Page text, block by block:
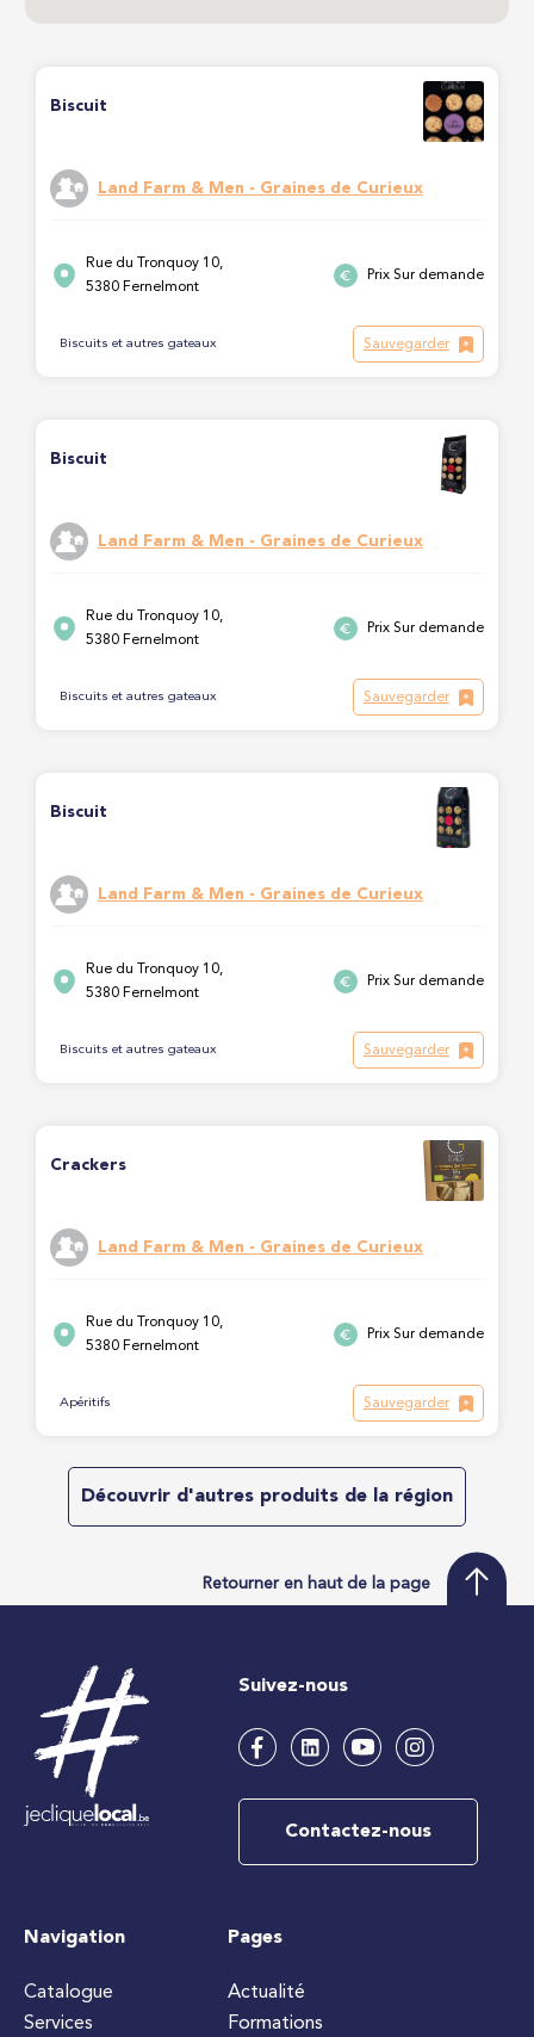
Biscuit
Land Farm & Men - Graines de Curieux
Rue du Tronquoy 10,
5380 Fernelmont
Prix Sur demande
Biscuits et autres gateaux Sauvegarder
Biscuit
Land Farm & Men - Graines de Curieux
Rue du Tronquoy 10,
5380 Fernelmont
Prix Sur demande
Biscuits et autres gateaux Sauvegarder
Biscuit
Land Farm & Men - Graines de Curieux
Rue du Tronquoy 10,
5380 Fernelmont
Prix Sur demande
Biscuits et autres gateaux Sauvegarder
Crackers
Land Farm & Men - Graines de Curieux
Rue du Tronquoy 10,
5380 Fernelmont
Prix Sur demande
Apéritifs Sauvegarder
Découvrir d'autres produits de la région
Retourner en haut de la page
Suivez-nous
Contactez-nous
Navigation
Catalogue
Services
Pages
Actualité
Formations